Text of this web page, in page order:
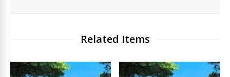
Related Items